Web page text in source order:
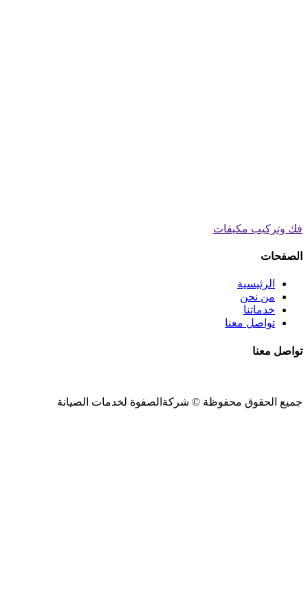
فك وتركيب مكيفات
الصفحات
الرئيسية
من نحن
خدماتنا
تواصل معنا
تواصل معنا
جميع الحقوق محفوظة © شركةالصفوة لخدمات الصيانة